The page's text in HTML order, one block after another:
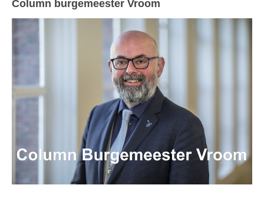
Column burgemeester Vroom